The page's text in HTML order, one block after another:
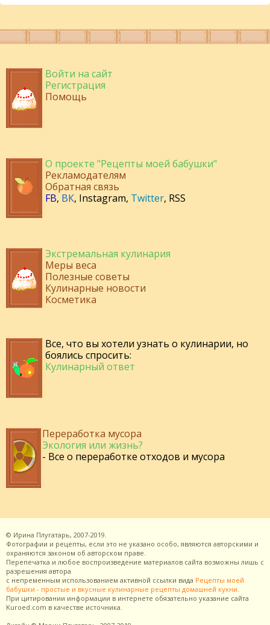
Войти на сайт
Регистрация
Помощь
О проекте "Рецепты моей бабушки"
Рекламодателям
Обратная связь
FB, ВК, Instagram, Twitter, RSS
Экстремальная кулинария
Меры веса
Полезные советы
Кулинарные новости
Косметика
Все, что вы хотели узнать о кулинарии, но
боялись спросить:
Кулинарный ответ
Переработка мусора
Экология или жизнь?
- Все о переработке отходов и мусора
© Ирина Плугатарь, 2007-2019.
Фотографии и рецепты, если это не указано особо, являются авторскими и
охраняются законом об авторском праве.
Перепечатка и любое воспроизведение материалов сайта возможны лишь с
разрешения автора
с непременным использованием активной ссылки вида Рецепты моей
бабушки - простые и вкусные кулинарные рецепты домашней кухни
При цитировании информации в интернете обязательно указание сайта
Kuroed.com в качестве источника.